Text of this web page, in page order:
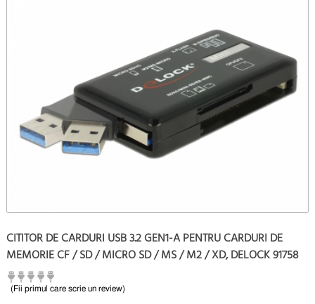
CITITOR DE CARDURI USB 3.2 GEN1-A PENTRU CARDURI DE
MEMORIE CF / SD / MICRO SD / MS / M2 / XD, DELOCK 91758
(Fii primul care scrie un review)